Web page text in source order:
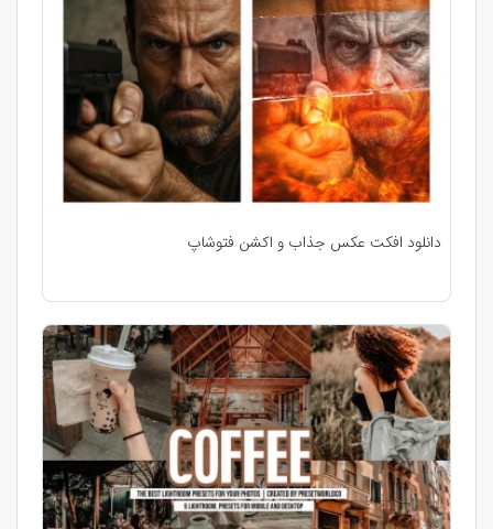
دانلود افکت عکس جذاب و اکشن فتوشاپ